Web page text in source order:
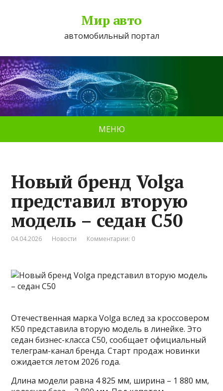
Мир авто
автомобильный портал
МЕНЮ
Новый бренд Volga
представил вторую
модель – седан C50
04.04.2026 Новости Комментарии: 0
Отечественная марка Volga вслед за кроссовером
K50 представила вторую модель в линейке. Это
седан бизнес-класса C50, сообщает официальный
телеграм-канал бренда. Старт продаж новинки
ожидается летом 2026 года.
Длина модели равна 4 825 мм, ширина – 1 880 мм,